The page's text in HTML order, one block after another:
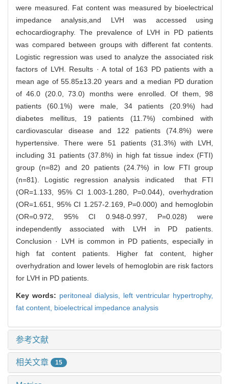
were measured. Fat content was measured by bioelectrical
impedance analysis,and LVH was accessed using
echocardiography. The prevalence of LVH in PD patients
was compared between groups with different fat contents.
Logistic regression was used to analyze the associated risk
factors of LVH. Results · A total of 163 PD patients with a
mean age of 55.85±13.20 years and a median PD duration
of 46.0 (20.0, 73.0) months were enrolled. Of them, 98
patients (60.1%) were male, 34 patients (20.9%) had
diabetes mellitus, 19 patients (11.7%) combined with
cardiovascular disease and 122 patients (74.8%) were
hypertensive. There were 51 patients (31.3%) with LVH,
including 31 patients (37.8%) in high fat tissue index (FTI)
group (n=82) and 20 patients (24.7%) in low FTI group
(n=81). Logistic regression analysis indicated that FTI
(OR=1.133, 95% CI 1.003-1.280, P=0.044), overhydration
(OR=1.651, 95% CI 1.257-2.169, P=0.000) and hemoglobin
(OR=0.972, 95% CI 0.948-0.997, P=0.028) were
independently associated with LVH in PD patients.
Conclusion · LVH is common in PD patients, especially in
high fat content patients. Higher fat content, higher
overhydration and lower levels of hemoglobin are risk factors
for LVH in PD patients.
Key words: peritoneal dialysis, left ventricular hypertrophy,
fat content, bioelectrical impedance analysis
参考文献
相关文章 15